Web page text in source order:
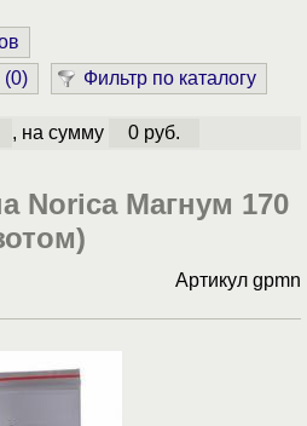
(0) Фильтр по каталогу
, на сумму 0 руб.
Norica Магнум 170
Артикул gpmn